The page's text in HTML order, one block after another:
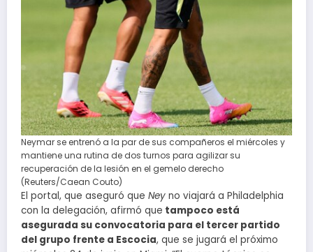
Neymar se entrenó a la par de sus compañeros el miércoles y
mantiene una rutina de dos turnos para agilizar su
recuperación de la lesión en el gemelo derecho
(Reuters/Caean Couto)
El portal, que aseguró que Ney no viajará a Philadelphia
con la delegación, afirmó que tampoco está
asegurada su convocatoria para el tercer partido
del grupo frente a Escocia, que se jugará el próximo